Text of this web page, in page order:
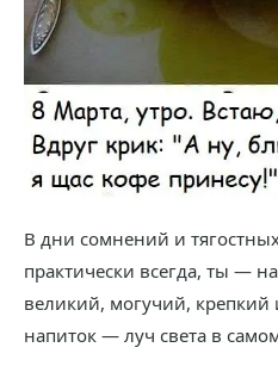
В дни сомнений и
практически всегда, ты —
великий, могучий, крепкий
напиток — луч света в